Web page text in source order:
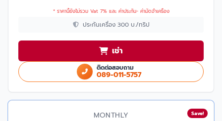
* ราคานี้ยังไม่รวม Vat 7% และ ค่าประกัน- ค่ามัดจำเครื่อง
ประกันเครื่อง 300 บ./ทริป
เช่า
ติดต่อสอบถาม
089-011-5757
Save!
MONTHLY